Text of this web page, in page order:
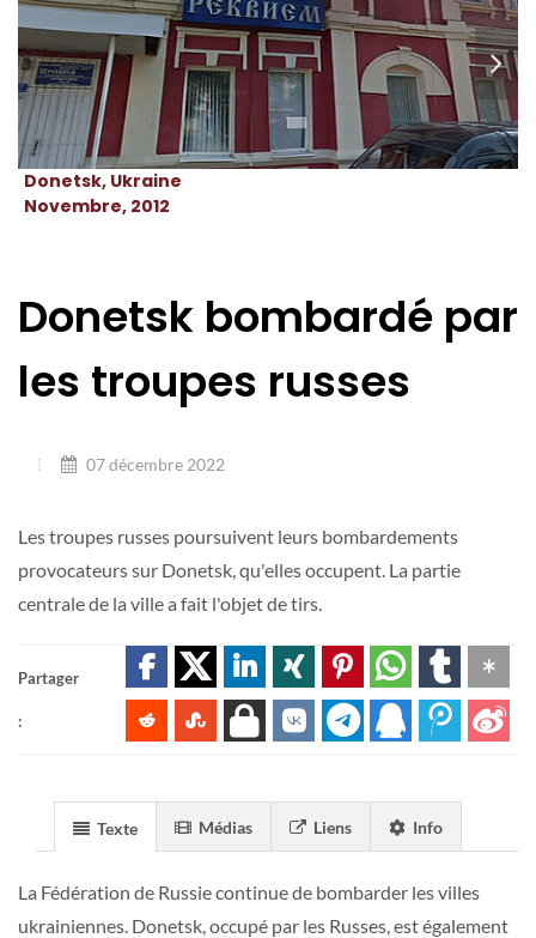
Donetsk, Ukraine
Novembre, 2012
Donetsk bombardé par
les troupes russes
07 décembre 2022
Les troupes russes poursuivent leurs bombardements
provocateurs sur Donetsk, qu'elles occupent. La partie
centrale de la ville a fait l'objet de tirs.
Partager
:
Texte Médias Liens Info
La Fédération de Russie continue de bombarder les villes
ukrainiennes. Donetsk, occupé par les Russes, est également